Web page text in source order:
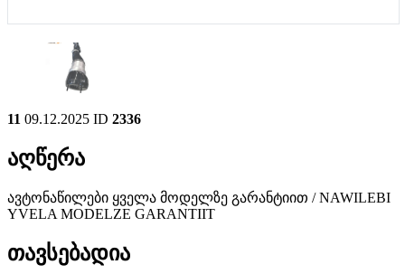
11 09.12.2025 ID 2336
აღწერა
ავტონაწილები ყველა მოდელზე გარანტიით / NAWILEBI
YVELA MODELZE GARANTIIT
თავსებადია